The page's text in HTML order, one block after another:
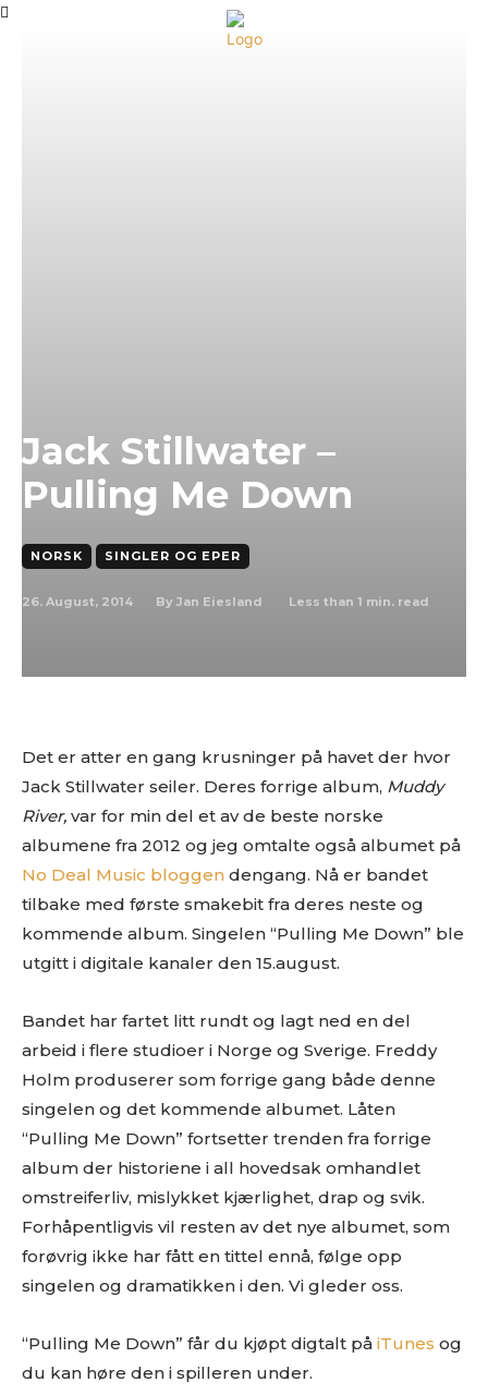
Jack Stillwater –
Pulling Me Down
NORSK SINGLER OG EPER
26. August, 2014 By Jan Eiesland Less than 1 min. read
Det er atter en gang krusninger på havet der hvor
Jack Stillwater seiler. Deres forrige album, Muddy
River, var for min del et av de beste norske
albumene fra 2012 og jeg omtalte også albumet på
No Deal Music bloggen dengang. Nå er bandet
tilbake med første smakebit fra deres neste og
kommende album. Singelen “Pulling Me Down” ble
utgitt i digitale kanaler den 15.august.
Bandet har fartet litt rundt og lagt ned en del
arbeid i flere studioer i Norge og Sverige. Freddy
Holm produserer som forrige gang både denne
singelen og det kommende albumet. Låten
“Pulling Me Down” fortsetter trenden fra forrige
album der historiene i all hovedsak omhandlet
omstreiferliv, mislykket kjærlighet, drap og svik.
Forhåpentligvis vil resten av det nye albumet, som
forøvrig ikke har fått en tittel ennå, følge opp
singelen og dramatikken i den. Vi gleder oss.
“Pulling Me Down” får du kjøpt digtalt på iTunes og
du kan høre den i spilleren under.